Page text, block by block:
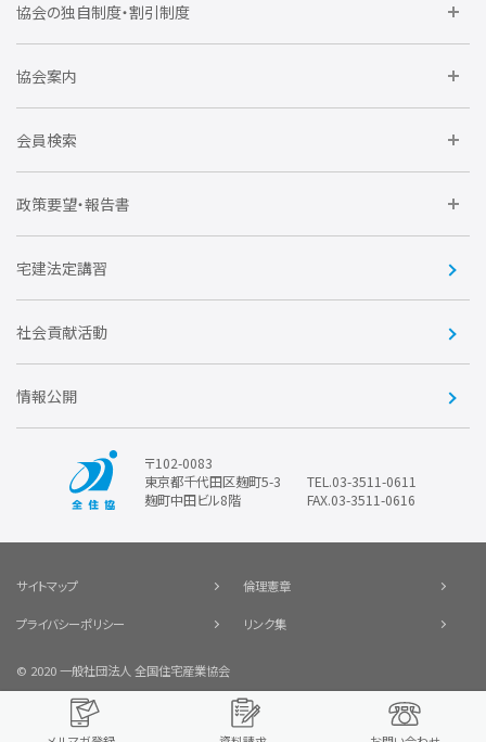
委員会に参加しよう
要望活動に参加しよう
協会の独自制度・割引制度
住宅瑕疵担保責任保険割引制度
全住協NET
不動産後見アドバイザー資格講習
会
全住協ビジネスショップ
協会案内
運営組織
トライアル会員制度
会員検索
企業会員
賛助会員
政策要望・報告書
住宅・土地税制改正要望
優良事業表彰
宅建法定講習
社会貢献活動
情報公開
〒102-0083
東京都千代田区麹町5-3
麹町中田ビル8階
TEL.03-3511-0611
FAX.03-3511-0616
サイトマップ 倫理憲章
プライバシーポリシー リンク集
© 2020 一般社団法人 全国住宅産業協会